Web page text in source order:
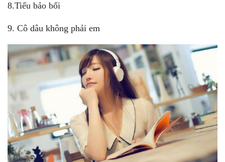
8.Tiểu bảo bối
9. Cô dâu không phải em